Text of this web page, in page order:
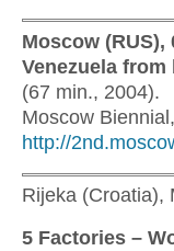
Moscow (RUS),
Venezuela from
(67 min., 2004).
Moscow
http://
Rijeka (Croatia),
5 Factories –